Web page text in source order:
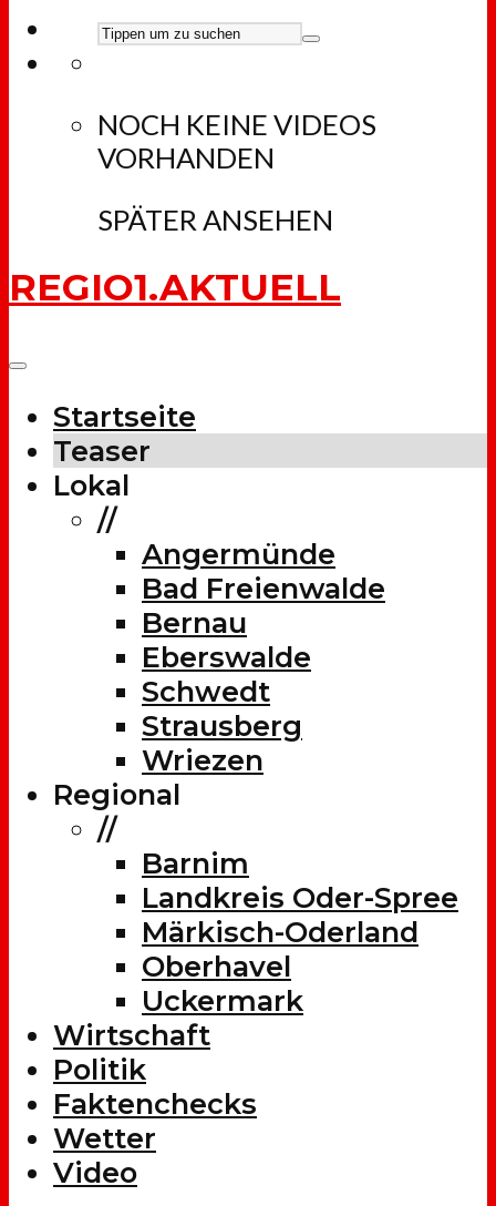
NOCH KEINE VIDEOS
VORHANDEN
SPÄTER ANSEHEN
REGIO1.AKTUELL
Startseite
Teaser
Lokal
//
Angermünde
Bad Freienwalde
Bernau
Eberswalde
Schwedt
Strausberg
Wriezen
Regional
//
Barnim
Landkreis Oder-Spree
Märkisch-Oderland
Oberhavel
Uckermark
Wirtschaft
Politik
Faktenchecks
Wetter
Video